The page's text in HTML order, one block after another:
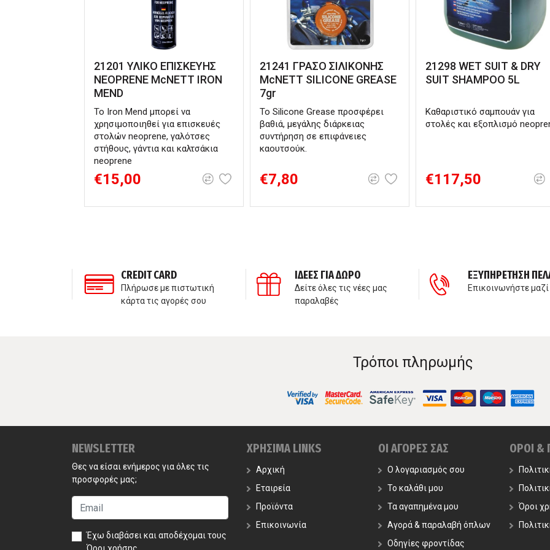
21201 ΥΛΙΚΟ ΕΠΙΣΚΕΥΗΣ
NEOPRENE McNETT IRON
MEND
Το Iron Mend μπορεί να
χρησιμοποιηθεί για επισκευές
στολών neoprene, γαλότσες
στήθους, γάντια και καλτσάκια
neoprene
€15,00
21241 ΓΡΑΣΟ ΣΙΛΙΚΟΝΗΣ
McNETT SILICONE GREASE
7gr
Το Silicone Grease προσφέρει
βαθιά, μεγάλης διάρκειας
συντήρηση σε επιφάνειες
καουτσούκ.
€7,80
21298 WET SUIT & DRY
SUIT SHAMPOO 5L
Καθαριστικό σαμπουάν για
στολές και εξοπλισμό
€117,50
CREDIT CARD
Πλήρωσε με πιστωτική
κάρτα τις αγορές σου
ΙΔΕΕΣ ΓΙΑ ΔΩΡΟ
Δείτε όλες τις νέες μας
παραλαβές
ΕΞΥΠΗΡΕΤΗΣΗ
Επικοινωνήστε
Τρόποι πληρωμής
NEWSLETTER
Θες να είσαι ενήμερος για όλες τις
προσφορές μας;
Έχω διαβάσει και αποδέχομαι τους
ΧΡΗΣΙΜΑ LINKS
Αρχική
Εταιρεία
Προϊόντα
Επικοινωνία
ΟΙ ΑΓΟΡΕΣ ΣΑΣ
Ο λογαριασμός σου
Το καλάθι μου
Τα αγαπημένα μου
Αγορά & παραλαβή όπλων
Οδηγίες φροντίδας
ΟΡΟΙ &
Όροι